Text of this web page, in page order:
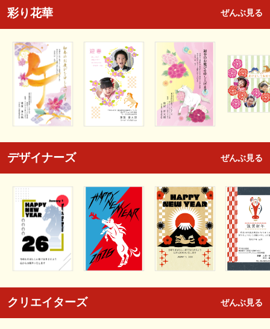
彩り花華 ぜんぶ見る
デザイナーズ ぜんぶ見る
クリエイターズ ぜんぶ見る